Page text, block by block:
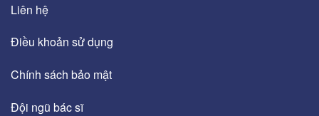
Liên hệ
Điều khoản sử dụng
Chính sách bảo mật
Đội ngũ bác sĩ